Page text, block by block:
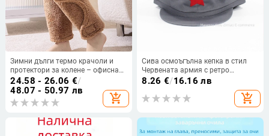
Зимни дълги термо крачоли и
протектори за колене – офисна
термозащита, защита от студ за
възрастни, подходящи за
колоездене, На склад
24.58 - 26.06 €/
48.07 - 50.97 лв
add_shopping_cart
Сива осмоъгълна кепка в стил
Червената армия с ретро
петконечна звезда
8.26 €/16.16 лв
add_shopping_cart